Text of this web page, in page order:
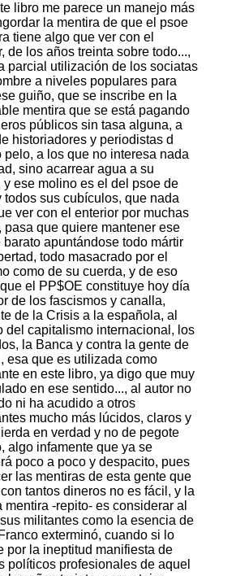
libro me parece un manejo más
la mentira de que el psoe
tiene algo que ver con el
de los años treinta sobre todo...,
parcial utilización de los sociatas
a niveles populares para
guiño, que se inscribe en la
mentira que se está pagando
públicos sin tasa alguna, a
historiadores y periodistas d
pelo, a los que no interesa nada
sino acarrear agua a su
y ese molino es el del psoe de
todos sus cubículos, que nada
ver con el enterior por muchas
pasa que quiere mantener ese
barato apuntándose todo mártir
todo masacrado por el
como de su cuerda, y de eso
el PP$OE constituye hoy día
de los fascismos y canalla,
de la Crisis a la española, al
del capitalismo internacional, los
la Banca y contra la gente de
esa que es utilizada como
en este libro, ya digo que muy
en ese sentido..., al autor no
ni ha acudido a otros
mucho más lúcidos, claros y
en verdad y no de pegote
algo infamente que ya se
poco a poco y despacito, pues
las mentiras de esta gente que
tantos dineros no es fácil, y la
mentira -repito- es considerar al
militantes como la esencia de
exterminó, cuando si lo
por la ineptitud manifiesta de
políticos profesionales de aquel